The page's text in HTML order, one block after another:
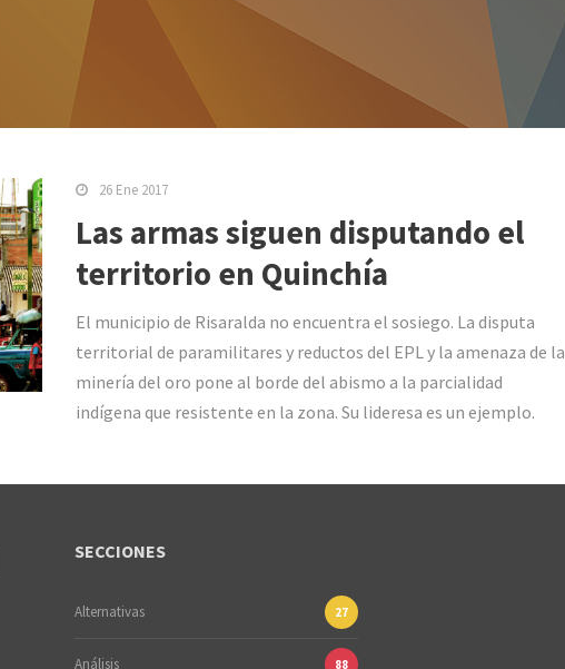
26 Ene 2017
Las armas siguen disputando el
territorio en Quinchía
El municipio de Risaralda no encuentra el sosiego. La disputa
territorial de paramilitares y reductos del EPL y la amenaza de la
minería del oro pone al borde del abismo a la parcialidad
indígena que resistente en la zona. Su lideresa es un ejemplo.
SECCIONES
Alternativas 27
Análisis 88